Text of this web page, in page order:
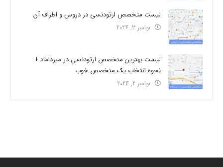
لیست متخصص ارتودنسی در دروس و اطراف آن
نوامبر 3, 2024
لیست بهترین متخصص ارتودنسی در میرداماد +
نحوه انتخاب یک متخصص خوب
نوامبر 2, 2024